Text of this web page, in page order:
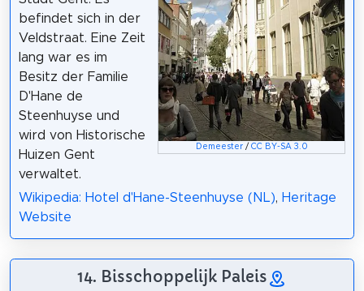
Demeester/ CC BY-SA 3.0
befindet sich in der
Veldstraat. Eine Zeit
lang war es im
Besitz der Familie
D'Hane de
Steenhuyse und
wird von Historische
Huizen Gent
verwaltet.
Wikipedia: Hotel d'Hane-Steenhuyse (NL), Heritage
Website
14. Bisschoppelijk Paleis